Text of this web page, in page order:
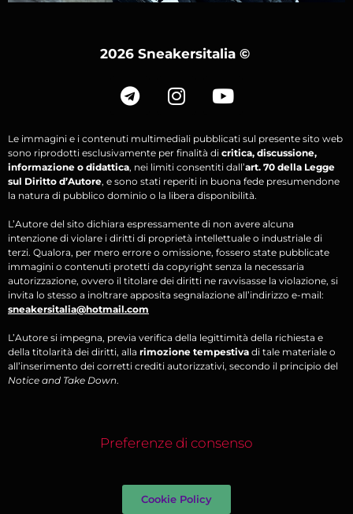
2026 Sneakersitalia ©
Le immagini e i contenuti multimediali pubblicati sul presente sito web
sono riprodotti esclusivamente per finalità di critica, discussione,
informazione o didattica, nei limiti consentiti dall’art. 70 della Legge
sul Diritto d’Autore, e sono stati reperiti in buona fede presumendone
la natura di pubblico dominio o la libera disponibilità.
L’Autore del sito dichiara espressamente di non avere alcuna
intenzione di violare i diritti di proprietà intellettuale o industriale di
terzi. Qualora, per mero errore o omissione, fossero state pubblicate
immagini o contenuti protetti da copyright senza la necessaria
autorizzazione, ovvero il titolare dei diritti ne ravvisasse la violazione, si
invita lo stesso a inoltrare apposita segnalazione all’indirizzo e-mail:
sneakersitalia@hotmail.com
L’Autore si impegna, previa verifica della legittimità della richiesta e
della titolarità dei diritti, alla rimozione tempestiva di tale materiale o
all’inserimento dei corretti crediti autorizzativi, secondo il principio del
Notice and Take Down.
Preferenze di consenso
Cookie Policy